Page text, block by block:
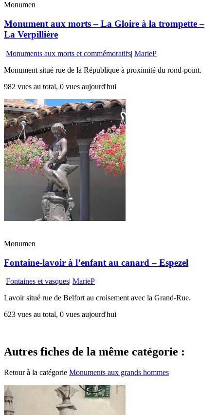
Monumen
Monument aux morts – La Gloire à la trompette –
La Verpillière
Monuments aux morts et commémoratifs| MarieP
Monument situé rue de la République à proximité du rond-point.
982 vues au total, 0 vues aujourd'hui
Monumen
Fontaine-lavoir à l’enfant au canard – Espezel
Fontaines et vasques| MarieP
Lavoir situé rue de Belfort au croisement avec la Grand-Rue.
623 vues au total, 0 vues aujourd'hui
Autres fiches de la même catégorie :
Retour à la catégorie Monuments aux grands hommes